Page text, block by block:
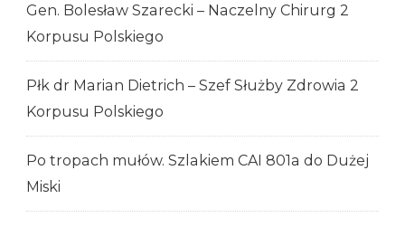
Gen. Bolesław Szarecki – Naczelny Chirurg 2
Korpusu Polskiego
Płk dr Marian Dietrich – Szef Służby Zdrowia 2
Korpusu Polskiego
Po tropach mułów. Szlakiem CAI 801a do Dużej
Miski